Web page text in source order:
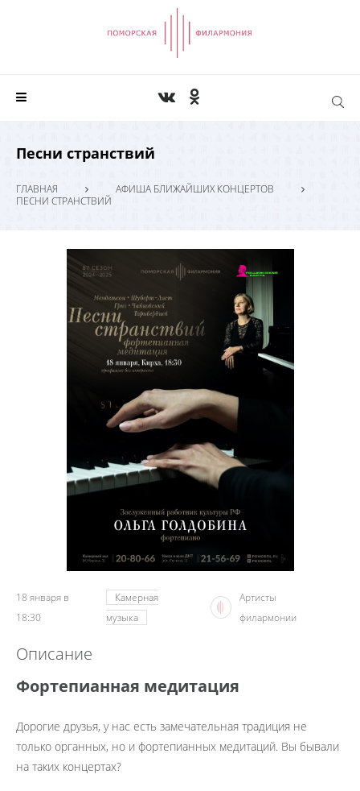
Песни странствий
ГЛАВНАЯ
АФИША БЛИЖАЙШИХ КОНЦЕРТОВ
ПЕСНИ СТРАНСТВИЙ
18 января в
18:30
Камерная
музыка
Артисты
филармонии
Описание
Фортепианная медитация
Дорогие друзья, у нас есть замечательная традиция не
только органных, но и фортепианных медитаций. Вы бывали
на таких концертах?